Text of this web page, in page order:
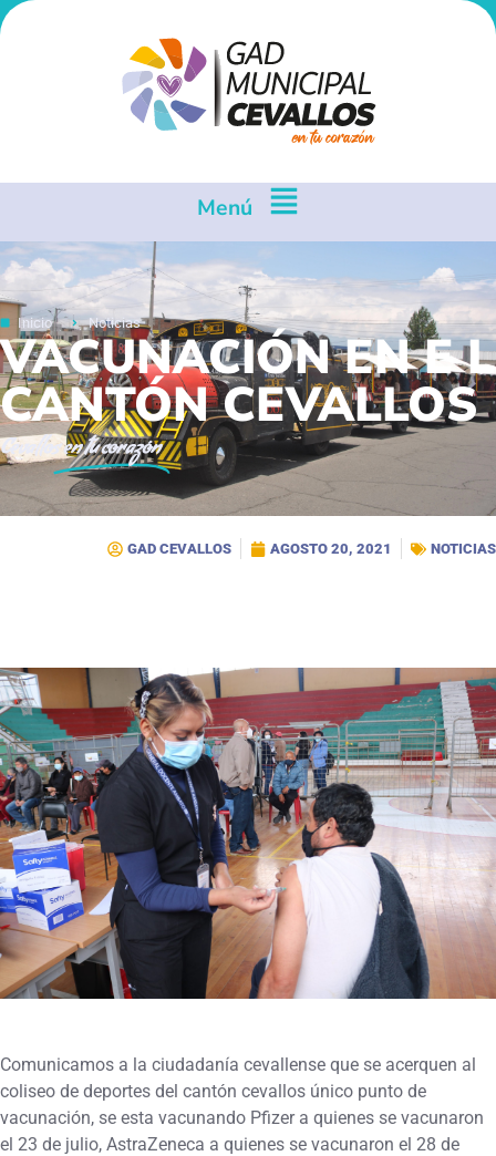
Menú
Inicio Noticias
VACUNACIÓN EN E L
CANTÓN CEVALLOS
Cevallosen tu corazón
GAD CEVALLOS AGOSTO 20, 2021 NOTICIAS
Comunicamos a la ciudadanía cevallense que se acerquen al
coliseo de deportes del cantón cevallos único punto de
vacunación, se esta vacunando Pfizer a quienes se vacunaron
el 23 de julio, AstraZeneca a quienes se vacunaron el 28 de